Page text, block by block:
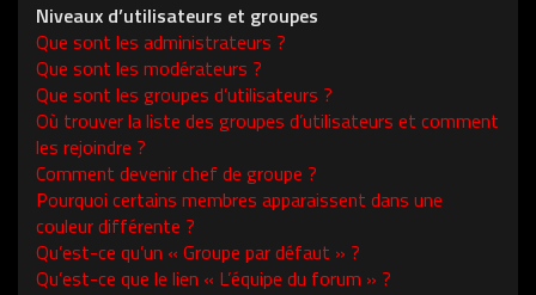
Niveaux d’utilisateurs et groupes
Que sont les administrateurs ?
Que sont les modérateurs ?
Que sont les groupes d’utilisateurs ?
Où trouver la liste des groupes d’utilisateurs et comment
les rejoindre ?
Comment devenir chef de groupe ?
Pourquoi certains membres apparaissent dans une
couleur différente ?
Qu’est-ce qu’un « Groupe par défaut » ?
Qu’est-ce que le lien « L’équipe du forum » ?